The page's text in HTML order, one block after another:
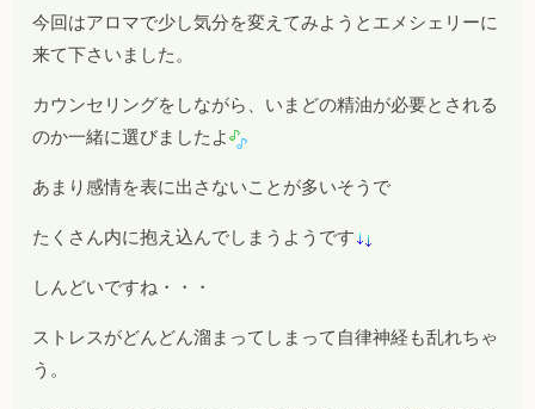
今回はアロマで少し気分を変えてみようとエメシェリーに
来て下さいました。
カウンセリングをしながら、いまどの精油が必要とされる
のか一緒に選びましたよ
あまり感情を表に出さないことが多いそうで
たくさん内に抱え込んでしまうようです
しんどいですね・・・
ストレスがどんどん溜まってしまって自律神経も乱れちゃ
う。